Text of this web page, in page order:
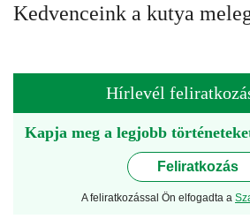
Kedvenceink a kutya
Hírlevél
Kapja meg a legjobb
Feliratkozás
A feliratkozással Ön elfogadta a